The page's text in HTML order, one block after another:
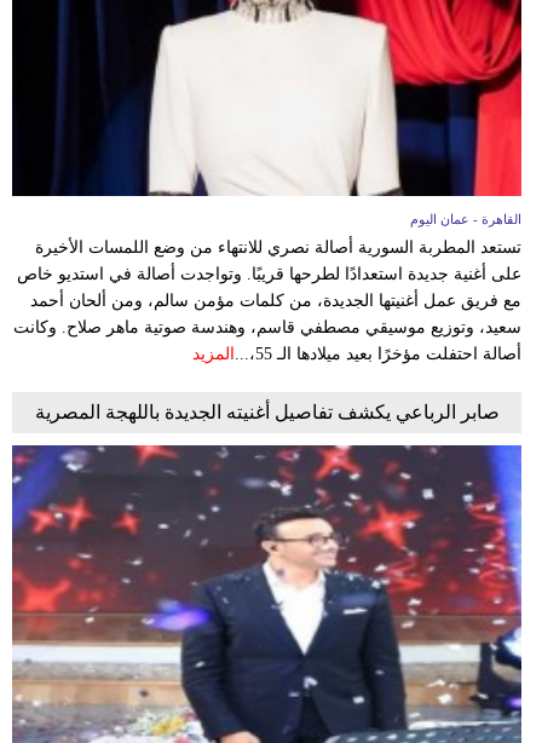
القاهرة - عمان اليوم
تستعد المطربة السورية أصالة نصري للانتهاء من وضع اللمسات الأخيرة
على أغنية جديدة استعدادًا لطرحها قريبًا. وتواجدت أصالة في استديو خاص
مع فريق عمل أغنيتها الجديدة، من كلمات مؤمن سالم، ومن ألحان أحمد
سعيد، وتوزيع موسيقي مصطفي قاسم، وهندسة صوتية ماهر صلاح. وكانت
أصالة احتفلت مؤخرًا بعيد ميلادها الـ 55،...
المزيد
صابر الرباعي يكشف تفاصيل أغنيته الجديدة باللهجة المصرية